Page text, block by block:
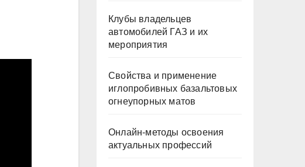
Клубы владельцев
автомобилей ГАЗ и их
мероприятия
Свойства и применение
иглопробивных базальтовых
огнеупорных матов
Онлайн-методы освоения
актуальных профессий